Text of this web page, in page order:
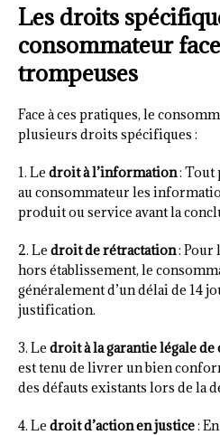
Les droits
consommateur
trompeuses
Face à ces pratiques, le
plusieurs droits spécifiques :
1. Le droit à l’information: Tout
au consommateur les
produit ou service avant la
2. Le droit de rétractation: Pour
hors établissement, le
généralement d’un délai de 14
justification.
3. Le droit à la garantie légale
est tenu de livrer un bien
des défauts existants lors de la
4. Le droit d’action en justice: